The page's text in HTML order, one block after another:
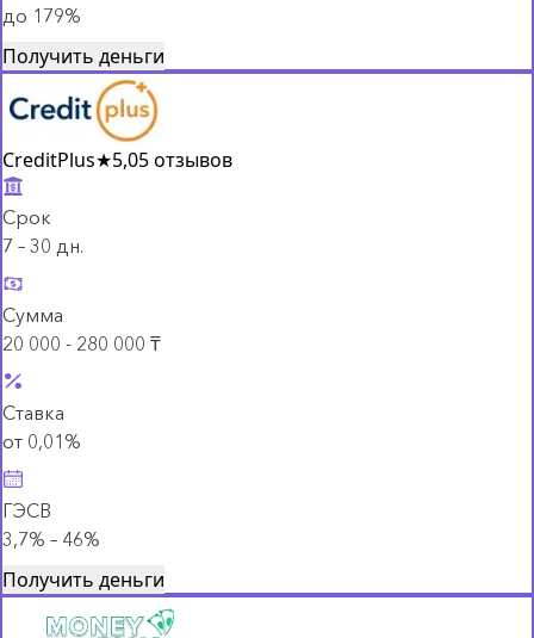
до 179%
Получить деньги
CreditPlus★5,05 отзывов
Срок
7 – 30 дн.
Сумма
20 000 - 280 000 ₸
Ставка
от 0,01%
ГЭСВ
3,7% – 46%
Получить деньги